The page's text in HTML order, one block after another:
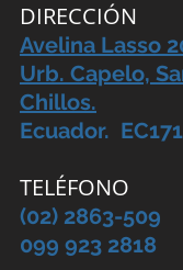
DIRECCIÓN
Avelina Lasso
Urb. Capelo,
Chillos.
Ecuador.
TELÉFONO
(02) 2863-509
099 923 2818